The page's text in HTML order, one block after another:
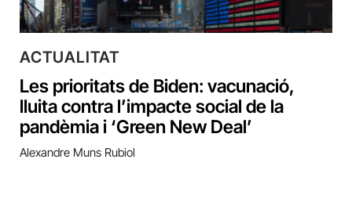
ACTUALITAT
Les prioritats de Biden: vacunació,
lluita contra l’impacte social de la
pandèmia i ‘Green New Deal’
Alexandre Muns Rubiol